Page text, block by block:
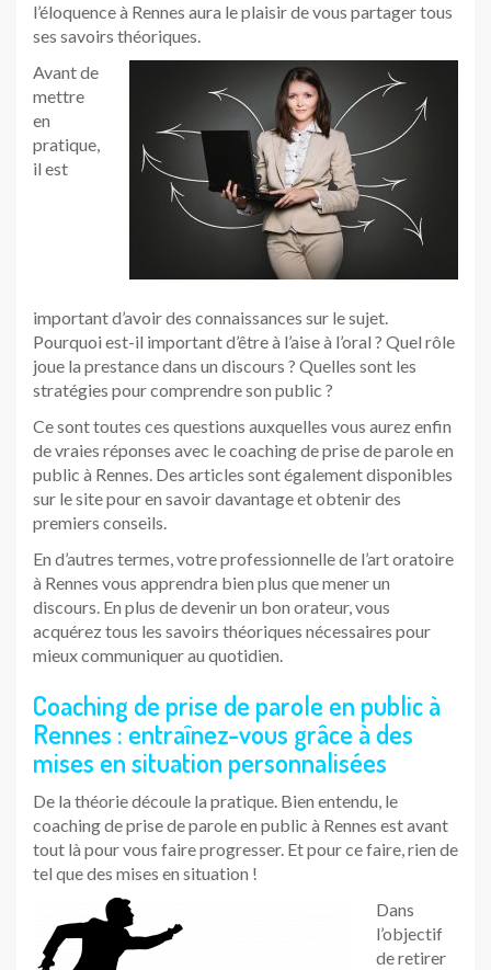
l’éloquence à Rennes aura le plaisir de vous partager tous
ses savoirs théoriques.
Avant de
mettre
en
pratique,
il est
important d’avoir des connaissances sur le sujet.
Pourquoi est-il important d’être à l’aise à l’oral ? Quel rôle
joue la prestance dans un discours ? Quelles sont les
stratégies pour comprendre son public ?
Ce sont toutes ces questions auxquelles vous aurez enfin
de vraies réponses avec le coaching de prise de parole en
public à Rennes. Des articles sont également disponibles
sur le site pour en savoir davantage et obtenir des
premiers conseils.
En d’autres termes, votre professionnelle de l’art oratoire
à Rennes vous apprendra bien plus que mener un
discours. En plus de devenir un bon orateur, vous
acquérez tous les savoirs théoriques nécessaires pour
mieux communiquer au quotidien.
Coaching de prise de parole en public à
Rennes : entraînez-vous grâce à des
mises en situation personnalisées
De la théorie découle la pratique. Bien entendu, le
coaching de prise de parole en public à Rennes est avant
tout là pour vous faire progresser. Et pour ce faire, rien de
tel que des mises en situation !
Dans
l’objectif
de retirer